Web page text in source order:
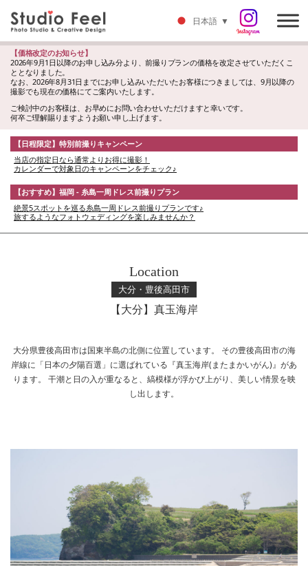
【価格改定のお知らせ】
2026年9月1日以降のお申し込み分より、前撮りプランの価格を改定させていただくこ
ととなりました。
なお、2026年8月31日までにお申し込みいただいたお客様につきましては、9月以降の
撮影でも現在の価格にてご案内いたします。
ご検討中のお客様は、お早めにお問い合わせいただけますと幸いです。
何卒ご理解賜りますようお願い申し上げます。
【日程限定】特別前撮りキャンペーン
当店の指定日なら通常よりお得に撮影！
カレンダーで対象日のキャンペーンをチェック♪
【おすすめ】福岡 - 糸島一周ドレス前撮りプラン
絶景5スポットを巡る糸島一周ドレス前撮りプランです♪
旅するようなフォトウェディングを楽しみませんか？
Location
大分・豊後高田市
【大分】真玉海岸
大分県豊後高田市は国東半島の北側に位置しています。 その豊後高田市の海
岸線に「日本の夕陽百選」に選ばれている『真玉海岸(またまかいがん)』があ
ります。 干潮と日の入が重なると、縞模様が浮かび上がり、美しい情景を映
し出します。
日本語 ▼